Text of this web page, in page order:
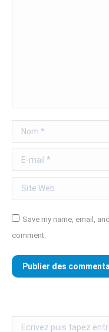
Nom *
E-mail *
Site Web
Save my name, email,
comment.
Publier des